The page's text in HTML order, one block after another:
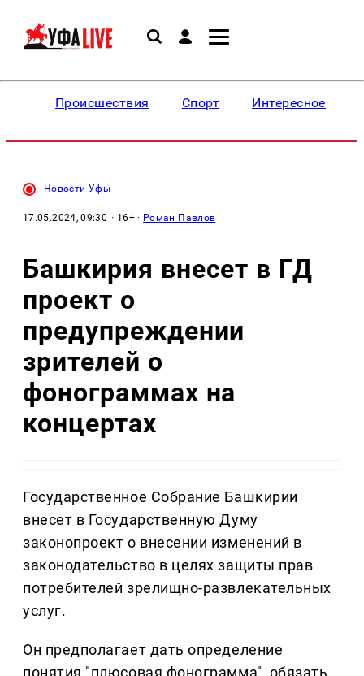
Происшествия Спорт Интересное
Новости Уфы
17.05.2024, 09:30 · 16+ · Роман Павлов
Башкирия внесет в ГД
проект о
предупреждении
зрителей о
фонограммах на
концертах
Государственное Собрание Башкирии
внесет в Государственную Думу
законопроект о внесении изменений в
законодательство в целях защиты прав
потребителей зрелищно-развлекательных
услуг.
Он предполагает дать определение
понятия "плюсовая фонограмма", обязать